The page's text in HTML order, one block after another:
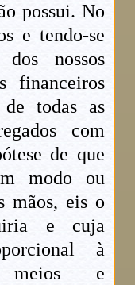
possui. No
e tendo-se
nossos
financeiros
todas as
com
de que
modo ou
mãos, eis o
e cuja
à
meios e